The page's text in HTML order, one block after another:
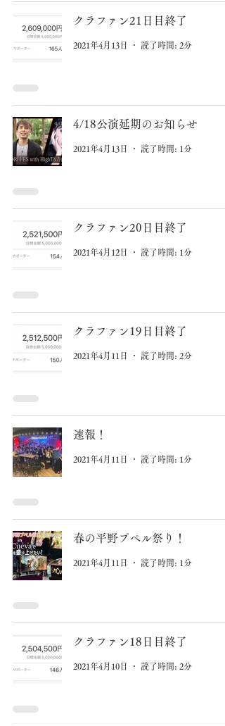
クラファン21日目終了
2021年4月13日 読了時間: 2分
4/18公演延期のお知らせ
2021年4月13日 読了時間: 1分
クラファン20日目終了
2021年4月12日 読了時間: 1分
クラファン19日目終了
2021年4月11日 読了時間: 2分
速報！
2021年4月11日 読了時間: 1分
春の平野プペル祭り！
2021年4月11日 読了時間: 1分
クラファン18日目終了
2021年4月10日 読了時間: 2分